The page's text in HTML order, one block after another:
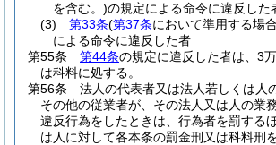
を含む。)の規定による命令に違反した
(3)
第33条(第37条において準用する場
による命令に違反した者
第55条
第44条の規定に違反した者は、3
は科料に処する。
第56条
法人の代表者又は法人若しくは人
その他の従業者が、その法人又は人の業
違反行為をしたときは、行為者を罰する
は人に対して各本条の罰金刑又は科料刑